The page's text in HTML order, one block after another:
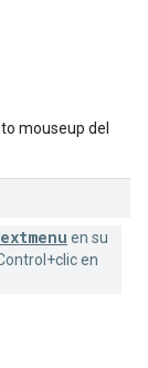
mouseup del
en su
en